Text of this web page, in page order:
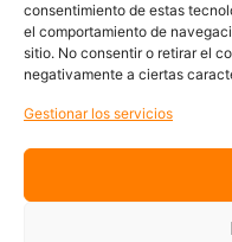
consentimiento de estas
el comportamiento de
sitio. No consentir o retirar el
negativamente a ciertas
Gestionar los servicios